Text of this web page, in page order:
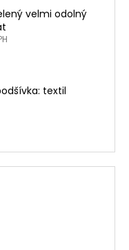
velmi odolný
textil